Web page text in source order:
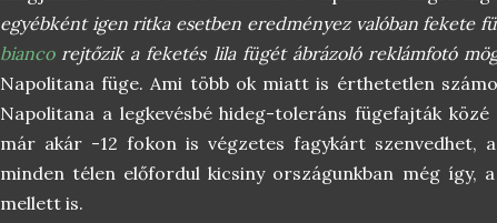
egyébként igen ritka esetben eredményez valóban fekete
biancorejtőzik a feketés lila fügét ábrázoló reklámfotó
Napolitana füge. Ami több ok miatt is érthetetlen
Napolitana a legkevésbé hideg-toleráns fügefajták
már akár -12 fokon is végzetes fagykárt szenvedhet,
minden télen előfordul kicsiny országunkban még így,
mellett is.